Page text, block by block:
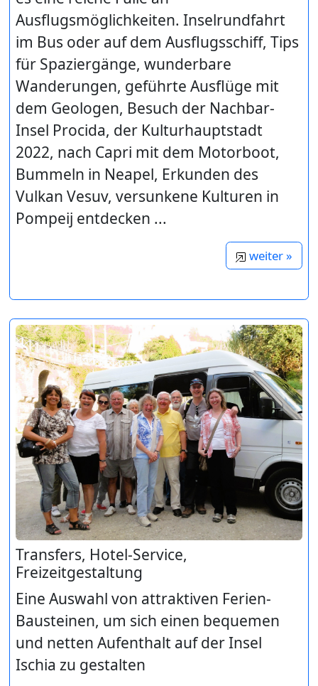
Ausflugsmöglichkeiten. Inselrundfahrt
im Bus oder auf dem Ausflugsschiff, Tips
für Spaziergänge, wunderbare
Wanderungen, geführte Ausflüge mit
dem Geologen, Besuch der Nachbar-
Insel Procida, der Kulturhauptstadt
2022, nach Capri mit dem Motorboot,
Bummeln in Neapel, Erkunden des
Vulkan Vesuv, versunkene Kulturen in
Pompeij entdecken ...
weiter »
Transfers, Hotel-Service,
Freizeitgestaltung
Eine Auswahl von attraktiven Ferien-
Bausteinen, um sich einen bequemen
und netten Aufenthalt auf der Insel
Ischia zu gestalten